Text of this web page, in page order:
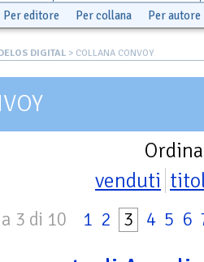
Per editore Per collana Per autore
DIGITAL > COLLANA CONVOY
venduti
3 di 10 1 2 3 4 5 6